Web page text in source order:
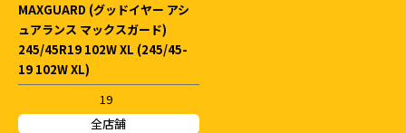
MAXGUARD (グッドイヤー アシ
ュアランス マックスガード)
245/45R19 102W XL (245/45-
19 102W XL)
19
全店舗